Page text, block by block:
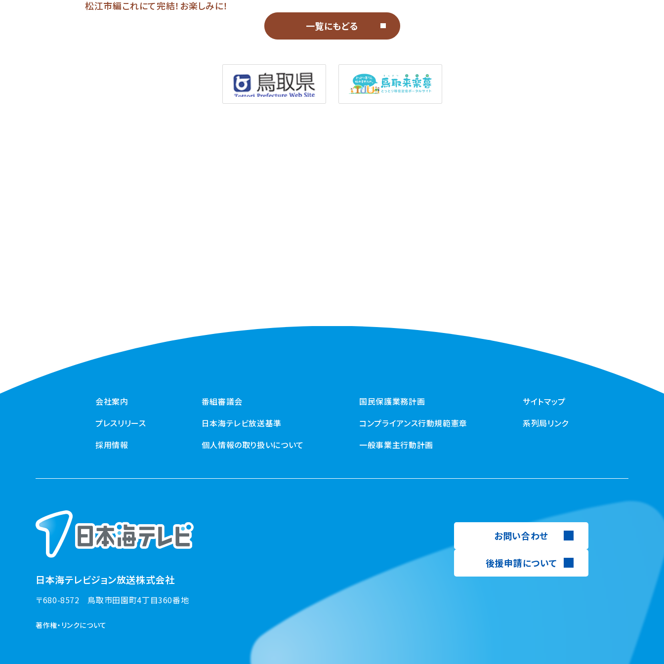
松江市編これにて完結！お楽しみに！
一覧にもどる
会社案内
プレスリリース
採用情報
番組審議会
日本海テレビ放送基準
個人情報の取り扱いについて
国民保護業務計画
コンプライアンス行動規範憲章
一般事業主行動計画
サイトマップ
系列局リンク
日本海テレビジョン放送株式会社
〒680-8572 鳥取市田園町4丁目360番地
著作権・リンクについて
お問い合わせ
後援申請について